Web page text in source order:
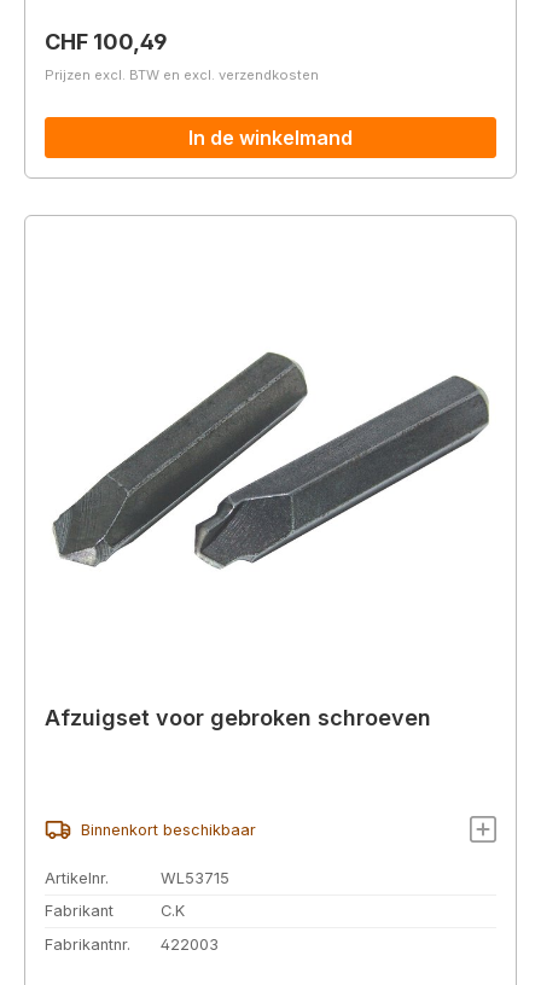
Normale prijs:
CHF 100,49
Prijzen excl. BTW en excl. verzendkosten
In de winkelmand
Afzuigset voor gebroken schroeven
Binnenkort beschikbaar
Artikelnr.
WL53715
Fabrikant
C.K
Fabrikantnr.
422003